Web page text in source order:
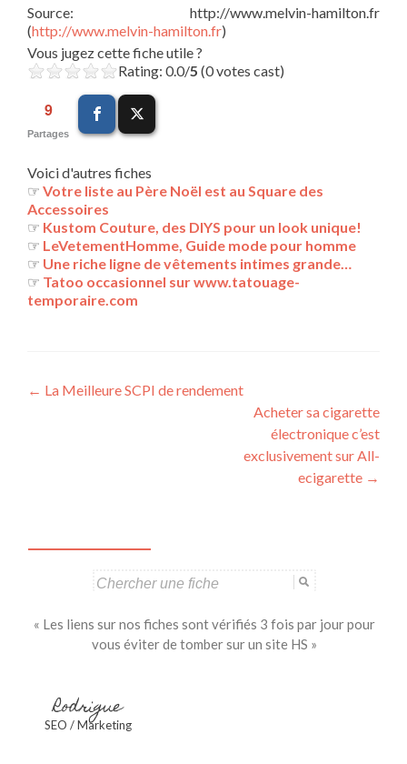
Source: http://www.melvin-hamilton.fr
(http://www.melvin-hamilton.fr)
Vous jugez cette fiche utile ?
Rating: 0.0/5 (0 votes cast)
9
Partages
Voici d'autres fiches
☞ Votre liste au Père Noël est au Square des
Accessoires
☞ Kustom Couture, des DIYS pour un look unique!
☞ LeVetementHomme, Guide mode pour homme
☞ Une riche ligne de vêtements intimes grande…
☞ Tatoo occasionnel sur www.tatouage-
temporaire.com
Navigation
← La Meilleure SCPI de rendement
Acheter sa cigarette
électronique c’est
exclusivement sur All-
ecigarette →
« Les liens sur nos fiches sont vérifiés 3 fois par jour pour
vous éviter de tomber sur un site HS »
Rodrigue
SEO / Marketing